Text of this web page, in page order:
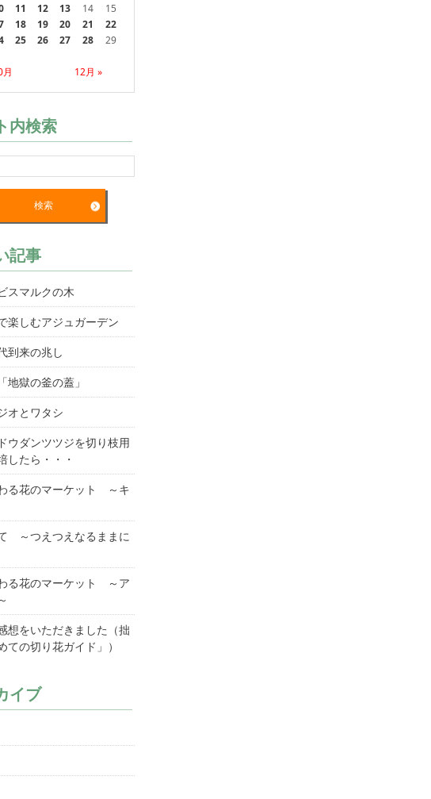
月 12月 »
11 12 13 14
15
18 19 20 21
22
25 26 27 28
29
内検索
記事
スマルクの木
楽しむアジュガーデン
到来の兆し
地獄の釜の蓋」
オとワタシ
ウダンツツジを切り枝用
したら・・・
る花のマーケット ～キ
～つえつえなるままに
る花のマーケット ～ア
想をいただきました（拙
ての切り花ガイド」）
イブ